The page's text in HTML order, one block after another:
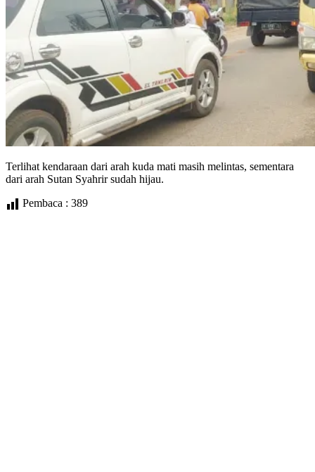
Terlihat kendaraan dari arah kuda mati masih melintas, sementara
dari arah Sutan Syahrir sudah hijau.
Pembaca : 389